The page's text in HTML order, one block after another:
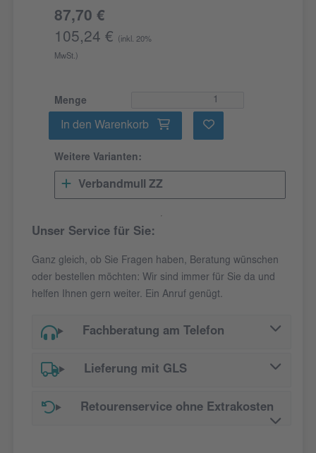
87,70 €
105,24 €
(inkl. 20%
MwSt.)
Menge
In den Warenkorb
Weitere Varianten:
Verbandmull ZZ
Unser Service für Sie:
Ganz gleich, ob Sie Fragen haben, Beratung wünschen
oder bestellen möchten: Wir sind immer für Sie da und
helfen Ihnen gern weiter. Ein Anruf genügt.
Fachberatung am Telefon
Lieferung mit GLS
Retourenservice ohne Extrakosten